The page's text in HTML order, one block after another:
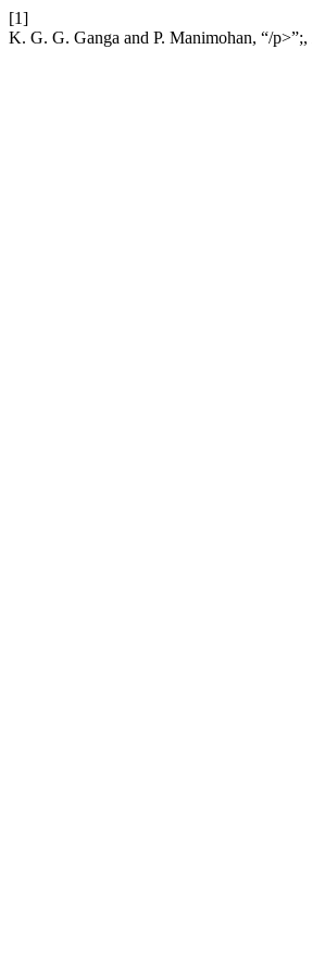
[1]
K. G. G. Ganga and P. Manimohan, “/p>”;,